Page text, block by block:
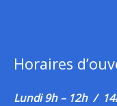
Horaires
Lundi 9h – 12h /